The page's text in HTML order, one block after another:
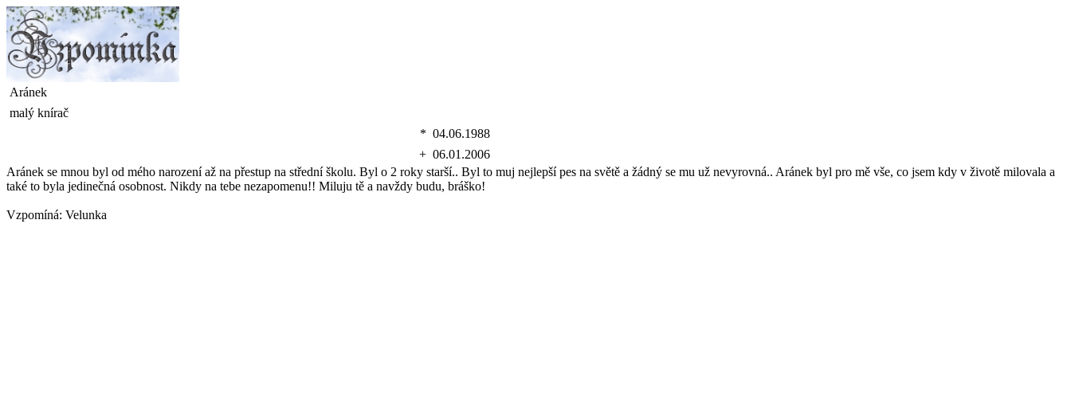
Aránek
malý knírač
* 04.06.1988
+ 06.01.2006
Aránek se mnou byl od mého narození až na přestup na střední školu. Byl o 2 roky starší.. Byl to muj nejlepší pes na světě a žádný se mu už nevyrovná.. Aránek byl pro mě vše, co jsem kdy v životě milovala a
také to byla jedinečná osobnost. Nikdy na tebe nezapomenu!! Miluju tě a navždy budu, bráško!
Vzpomíná: Velunka